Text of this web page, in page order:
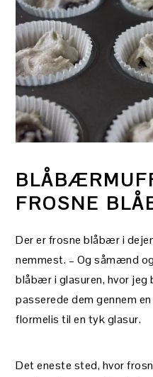
FROSNE
Der er frosne blåbær i
nemmest. – Og såmænd
blåbær i glasuren, hvor jeg
passerede dem gennem
flormelis til en tyk glasur.
Det eneste sted, hvor